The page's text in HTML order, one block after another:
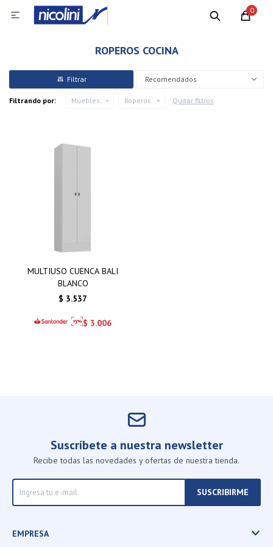
0

ROPEROS COCINA
Recomendados
Filtrando por: Muebles Roperos Quitar filtros
MULTIUSO CUENCA BALI
BLANCO
$ 3.537
$ 3.006
Suscríbete a nuestra newsletter
Recibe todas las novedades y ofertas de nuestra tienda.
SUSCRIBIRME
EMPRESA